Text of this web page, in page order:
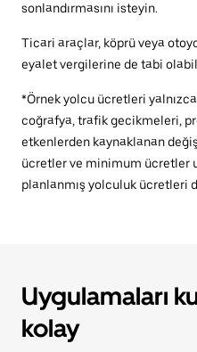
sonlandırmasını isteyin.
Ticari araçlar, köprü veya
eyalet vergilerine de tabi
*Örnek yolcu ücretleri
coğrafya, trafik gecikmeleri,
etkenlerden kaynaklanan
ücretler ve minimum ücretler
planlanmış yolculuk ücretleri
Uygulamaları
kolay